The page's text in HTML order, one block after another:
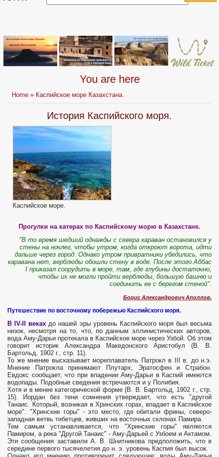
You are here
Home » Каспийское море Казахстана.
История Каспийского моря.
Каспийское море.
Прогулки на катерах по Каспийскому морю в Казахстане.
"В то время шедший однажды с севера караван остановился у
стены на ночлег, чтобы утром, когда откроют ворота, идти
дальше через город. Однако утром привратники убедились, что
каравана нет, верблюды обошли стену в воде. После этого Аббас
I приказал соорудить в море, там, где глубины достаточно,
чтобы их не могли пройти верблюды, большую башню и
соединить ее с берегом стеной".
Борис Александрович Аполлов.
Путешествие по восточному побережью Каспийского моря.
В IV-II веках до нашей эры уровень Каспийского моря был весьма
низок, несмотря на то, что, по данным эллинистических авторов,
вода Аму-Дарьи протекала в Каспийское море через Узбой. Об этом
говорит историк Александра Македонского Аристобул (В. В.
Бартольд, 1902 г., стр. 11).
То же мнение высказывает мореплаватель Патрокл в III в. до н.э.
Мнение Патрокла принимают Плутарх, Эратосфен и Страбон.
Евдокс сообщает, что при впадении Аму-Дарьи в Каспий имеются
водопады. Подобные сведения встречаются и у Полибия.
Хотя и в менее категорической форме (В. В. Бартольд, 1902 г., стр.
15). Иордан без тени сомнения утверждает, что есть "другой
Танаис. Который, возникая в Хринских горах, впадает в Каспийское
море". "Хринские горы" - это место, где обитали фрины, северо-
западная ветвь тибетцев, живших на восточных склонах Памира.
Тем самым устанавливается, что "Хринские горы" являются
Памиром, а река "Другой Танаис" - Аму-Дарьей с Узбоем и Актамом.
Эти сообщения заставили А. В. Шнитникова предположить, что в
середине первого тысячелетия до н. э. уровень Каспия был высок.